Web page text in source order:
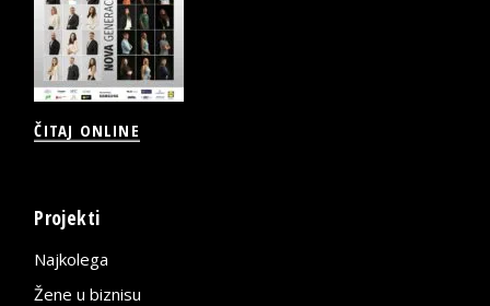
ČITAJ ONLINE
Projekti
Najkolega
Žene u biznisu